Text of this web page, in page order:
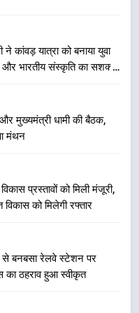
कांवड़ यात्रा को बनाया युवा
और भारतीय संस्कृति का सशक्त
मुख्यमंत्री धामी की बैठक,
मंथन
प्रस्तावों को मिली मंजूरी,
को मिलेगी रफ्तार
से बनबसा रेलवे स्टेशन पर
ठहराव हुआ स्वीकृत
और प्रभावी
संस्कृति का सशक्त
अजय टम्टा और मुख्यमंत्री
सड़क परियोजनाओं पर
बैठक में 25 विकास प्रस्तावों